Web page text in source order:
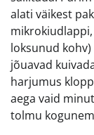
alati väikest
loksunud
jõuavad
harjumus
aega vaid
tolmu